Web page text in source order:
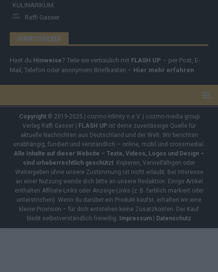
KULINARIKUM.
Raffi Gasser
HINWEISGEBER
Hast du Hinweise? Teile sie vertraulich mit FLASH UP – per Post, E-
Mail, Telefon oder anonymem Briefkasten – Hier mehr erfahren.
Copyright© 2019-2025 | cozmo infinity n.e.V. | cozmo media group
Verlag Raffi Gasser |
FLASH UPist deine zuverlässige Quelle für
aktuelle Nachrichten aus Deutschland und der Welt. Wir berichten
unabhängig, fundiert und verständlich – online, mobil und crossmedial.
Alle Inhalte auf dieser Website – Texte, Videos, Logos und Design –
sind urheberrechtlich geschützt. Kopieren, Vervielfältigen oder
Weitergeben ohne unsere Zustimmung ist nicht erlaubt. Bei Interesse
an einer Nutzung wende dich bitte an unsere Redaktion. Einige Artikel
enthalten Affiliate-Links oder Anzeige-Links (z. B. farblich markiert oder
unterstrichen). Wenn du darüber ein Produkt kaufst, erhalten wir eine
kleine Provision – für dich entstehen keine Zusatzkosten. Der Kauf
bleibt selbstverständlich freiwillig.
Impressum Datenschutz